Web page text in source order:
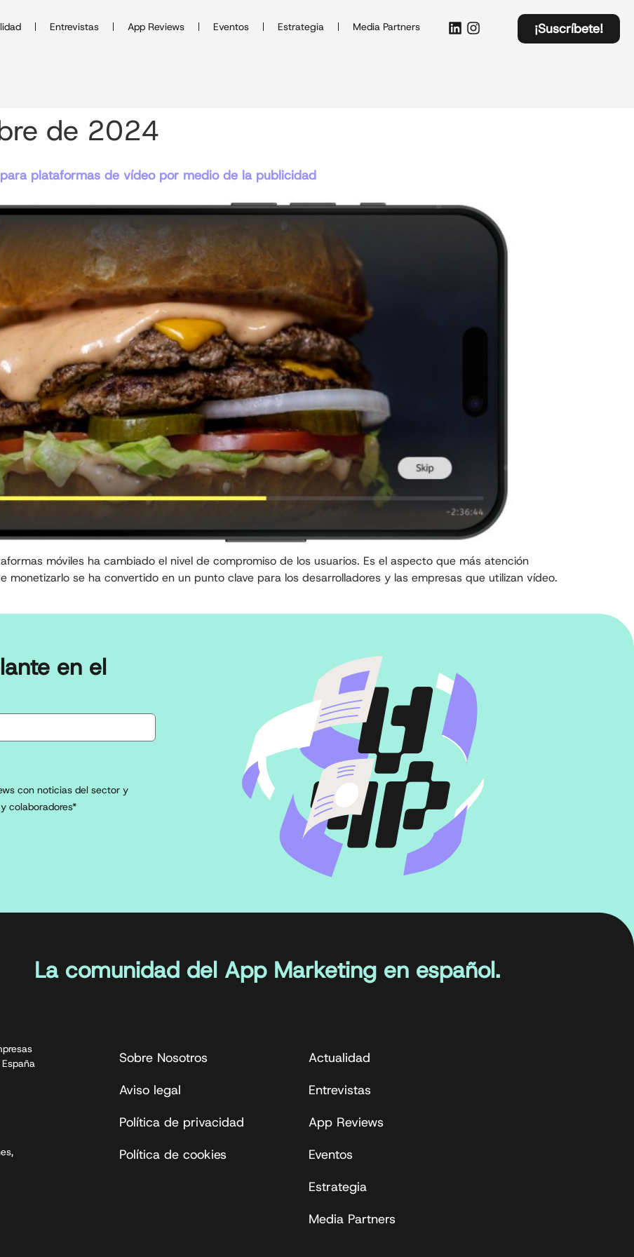
Entrevistas App Reviews Eventos Estrategia Media Partners ¡Suscríbete!
de 2024
plataformas de vídeo por medio de la publicidad
móviles ha cambiado el nivel de compromiso de los usuarios. Es el aspecto que más atención
se ha convertido en un punto clave para los desarrolladores y las empresas que utilizan vídeo.
en el
con noticias del sector y
colaboradores*
La comunidad del App Marketing en español.
Sobre Nosotros
Aviso legal
Política de privacidad
Política de cookies
Actualidad
Entrevistas
App Reviews
Eventos
Estrategia
Media Partners